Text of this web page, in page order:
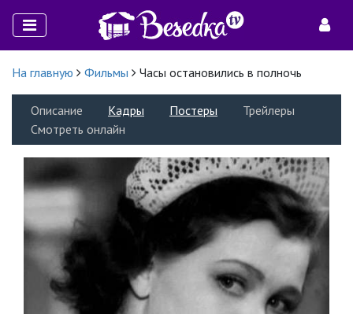
На главную Фильмы Часы остановились в полночь
Описание Кадры Постеры
Трейлеры
Смотреть онлайн